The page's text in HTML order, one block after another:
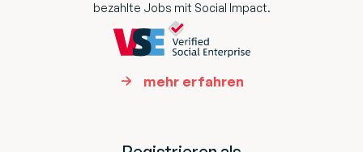
bezahlte Jobs mit Social Impact.
mehr erfahren